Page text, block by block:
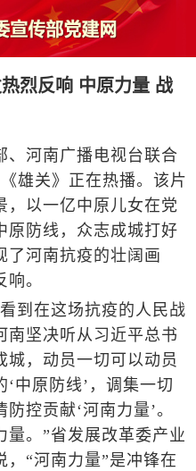
烈反响 中原力量 战
河南广播电视台联合
雄关》正在热播。该片
，以一亿中原儿女在党
原防线，众志成城打好
了河南抗疫的壮阔画
。
在这场抗疫的人民战
南坚决听从习近平总书
城，动员一切可以动员
中原防线’，调集一切
控贡献‘河南力量’。
量。”省发展改革委产业
“河南力量”是冲锋在